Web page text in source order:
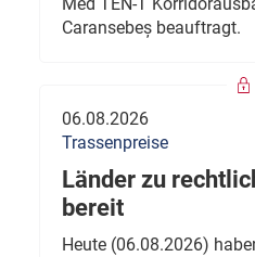
Caransebeș beauftragt.
06.08.2026
Trassenpreise
Länder zu
bereit
Heute (06.08.2026)